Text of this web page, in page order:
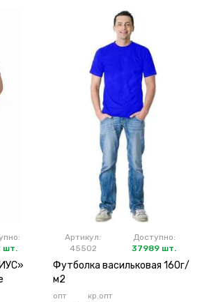
шт.
Артикул:
45502
Доступно:
37989 шт.
Футболка васильковая 160г/
м2
опт кр.опт